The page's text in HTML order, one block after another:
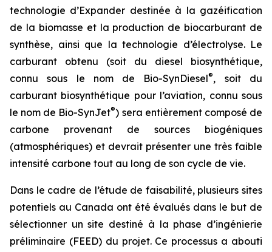
technologie d’Expander destinée à la gazéification
de la biomasse et la production de biocarburant de
synthèse, ainsi que la technologie d’électrolyse. Le
carburant obtenu (soit du diesel biosynthétique,
connu sous le nom de Bio-SynDiesel®, soit du
carburant biosynthétique pour l’aviation, connu sous
le nom de Bio-SynJet®) sera entièrement composé de
carbone provenant de sources biogéniques
(atmosphériques) et devrait présenter une très faible
intensité carbone tout au long de son cycle de vie.
Dans le cadre de l’étude de faisabilité, plusieurs sites
potentiels au Canada ont été évalués dans le but de
sélectionner un site destiné à la phase d’ingénierie
préliminaire (FEED) du projet. Ce processus a abouti